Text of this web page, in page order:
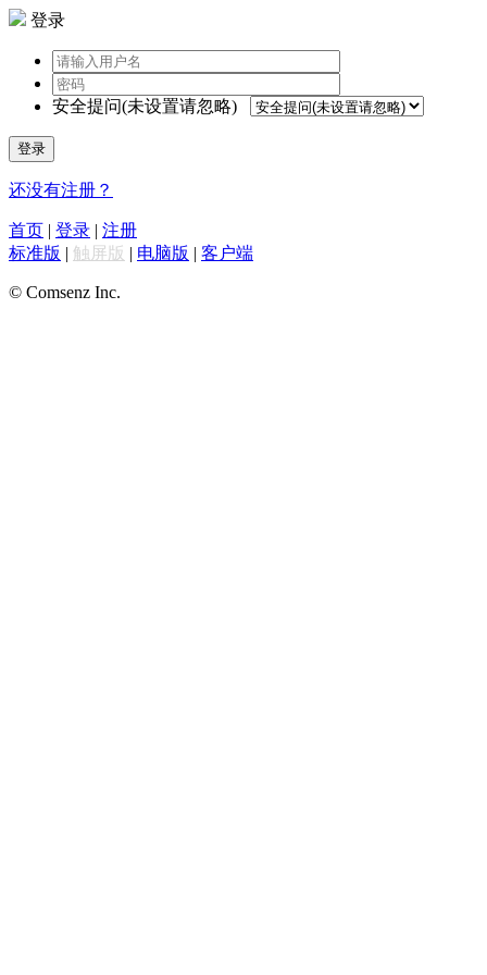
登录
安全提问(未设置请忽略)
登录
还没有注册？
首页 | 登录 | 注册
标准版 | 触屏版 | 电脑版 | 客户端
© Comsenz Inc.